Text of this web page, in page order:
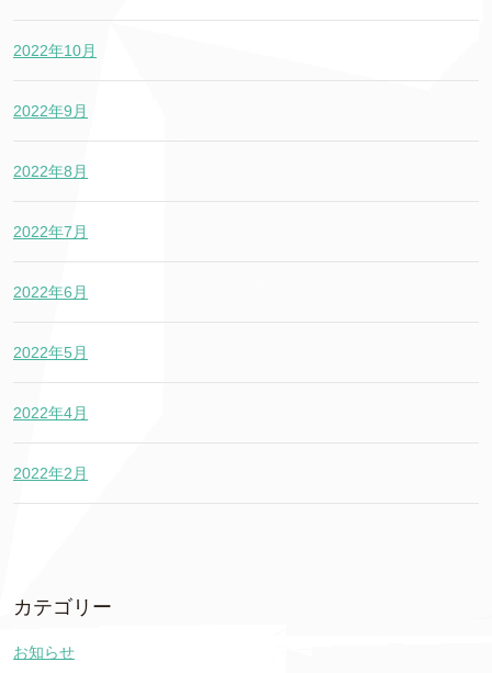
2022年10月
2022年9月
2022年8月
2022年7月
2022年6月
2022年5月
2022年4月
2022年2月
カテゴリー
お知らせ